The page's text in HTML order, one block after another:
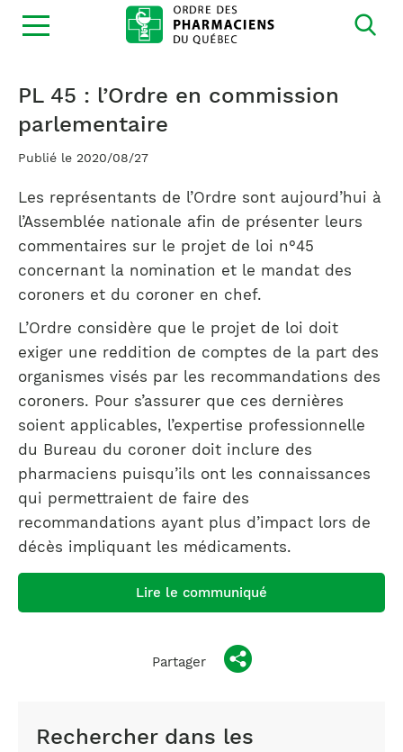
Ouvrir
la
Rechercher dans les
PL 45 : l’Ordre en commission
parlementaire
Publié le 2020/08/27
Les représentants de l’Ordre sont aujourd’hui à
l’Assemblée nationale afin de présenter leurs
commentaires sur le projet de loi n°45
concernant la nomination et le mandat des
coroners et du coroner en chef.
L’Ordre considère que le projet de loi doit
exiger une reddition de comptes de la part des
organismes visés par les recommandations des
coroners. Pour s’assurer que ces dernières
soient applicables, l’expertise professionnelle
du Bureau du coroner doit inclure des
pharmaciens puisqu’ils ont les connaissances
qui permettraient de faire des
recommandations ayant plus d’impact lors de
décès impliquant les médicaments.
Lire le communiqué
Partager